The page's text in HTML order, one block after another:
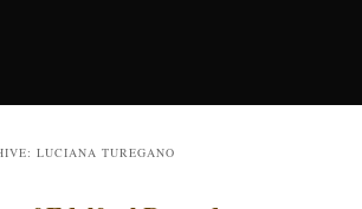
LUCIANA TUREGANO